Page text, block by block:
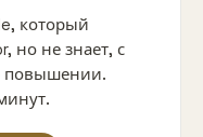
который
но не знает, с
повышении.